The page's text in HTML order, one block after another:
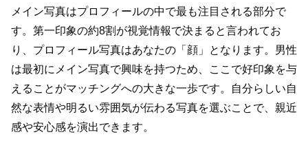
メイン写真はプロフィールの中で最も注目される部分で
す。第一印象の約8割が視覚情報で決まると言われてお
り、プロフィール写真はあなたの「顔」となります。男性
は最初にメイン写真で興味を持つため、ここで好印象を与
えることがマッチングへの大きな一歩です。自分らしい自
然な表情や明るい雰囲気が伝わる写真を選ぶことで、親近
感や安心感を演出できます。